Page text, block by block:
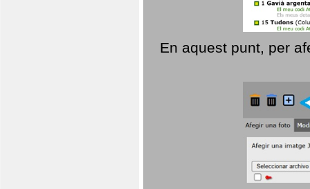
En aquest punt, per